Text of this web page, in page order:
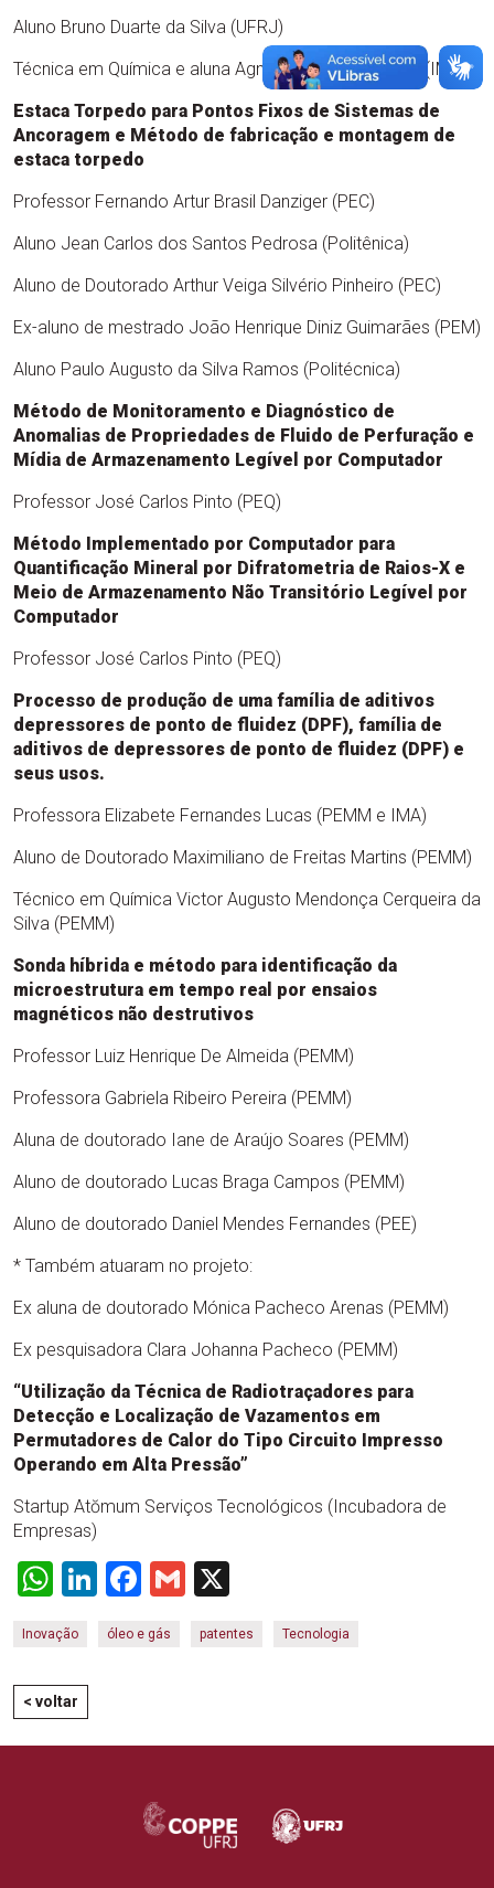
Aluno Bruno Duarte da Silva (UFRJ)
Técnica em Química e aluna Agnis Ferreira Policarpo (IMA)
Estaca Torpedo para Pontos Fixos de Sistemas de
Ancoragem e Método de fabricação e montagem de
estaca torpedo
Professor Fernando Artur Brasil Danziger (PEC)
Aluno Jean Carlos dos Santos Pedrosa (Politênica)
Aluno de Doutorado Arthur Veiga Silvério Pinheiro (PEC)
Ex-aluno de mestrado João Henrique Diniz Guimarães (PEM)
Aluno Paulo Augusto da Silva Ramos (Politécnica)
Método de Monitoramento e Diagnóstico de
Anomalias de Propriedades de Fluido de Perfuração e
Mídia de Armazenamento Legível por Computador
Professor José Carlos Pinto (PEQ)
Método Implementado por Computador para
Quantificação Mineral por Difratometria de Raios-X e
Meio de Armazenamento Não Transitório Legível por
Computador
Professor José Carlos Pinto (PEQ)
Processo de produção de uma família de aditivos
depressores de ponto de fluidez (DPF), família de
aditivos de depressores de ponto de fluidez (DPF) e
seus usos.
Professora Elizabete Fernandes Lucas (PEMM e IMA)
Aluno de Doutorado Maximiliano de Freitas Martins (PEMM)
Técnico em Química Victor Augusto Mendonça Cerqueira da
Silva (PEMM)
Sonda híbrida e método para identificação da
microestrutura em tempo real por ensaios
magnéticos não destrutivos
Professor Luiz Henrique De Almeida (PEMM)
Professora Gabriela Ribeiro Pereira (PEMM)
Aluna de doutorado Iane de Araújo Soares (PEMM)
Aluno de doutorado Lucas Braga Campos (PEMM)
Aluno de doutorado Daniel Mendes Fernandes (PEE)
* Também atuaram no projeto:
Ex aluna de doutorado Mónica Pacheco Arenas (PEMM)
Ex pesquisadora Clara Johanna Pacheco (PEMM)
“Utilização da Técnica de Radiotraçadores para
Detecção e Localização de Vazamentos em
Permutadores de Calor do Tipo Circuito Impresso
Operando em Alta Pressão”
Startup Atŏmum Serviços Tecnológicos (Incubadora de
Empresas)
WhatsApp
LinkedIn
Facebook
Gmail
Inovação óleo e gás patentes Tecnologia
< voltar